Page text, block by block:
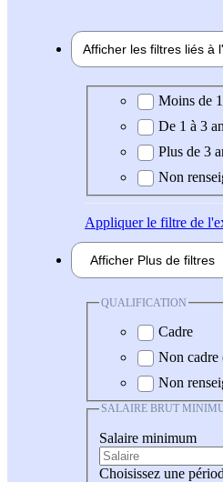
Afficher les filtres liés à l'
Expérience demandée
Moins de
De 1 à 3
Plus de 3
Non
Appliquerle filtre de
Afficher Plus de filtres
QUALIFICATION
Cadre
Non cadre
Non
SALAIRE BRUT
Salaire minimum
Choisissez une